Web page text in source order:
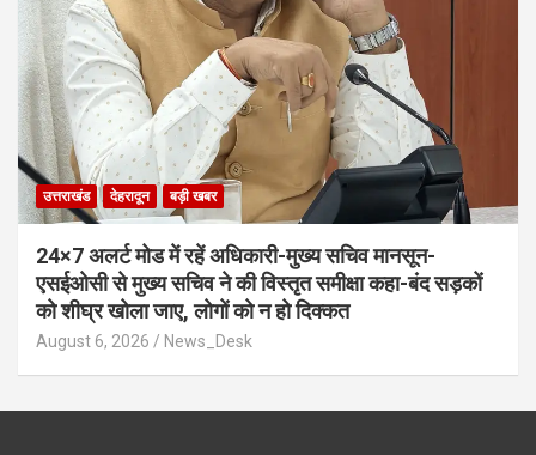
उत्तराखंड देहरादून बड़ी खबर
24×7 अलर्ट मोड में रहें अधिकारी-मुख्य सचिव मानसून-
एसईओसी से मुख्य सचिव ने की विस्तृत समीक्षा कहा-बंद सड़कों
को शीघ्र खोला जाए, लोगों को न हो दिक्कत
August 6, 2026 News_Desk